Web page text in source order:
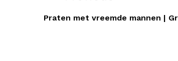
de
Post
Praten met vreemde mannen |